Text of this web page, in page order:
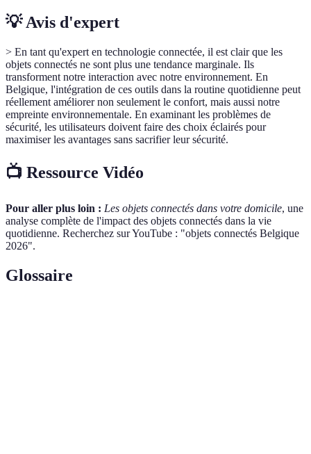
💡 Avis d'expert
> En tant qu'expert en technologie connectée, il est clair que les
objets connectés ne sont plus une tendance marginale. Ils
transforment notre interaction avec notre environnement. En
Belgique, l'intégration de ces outils dans la routine quotidienne peut
réellement améliorer non seulement le confort, mais aussi notre
empreinte environnementale. En examinant les problèmes de
sécurité, les utilisateurs doivent faire des choix éclairés pour
maximiser les avantages sans sacrifier leur sécurité.
📺 Ressource Vidéo
Pour aller plus loin : Les objets connectés dans votre domicile, une
analyse complète de l'impact des objets connectés dans la vie
quotidienne. Recherchez sur YouTube : "objets connectés Belgique
2026".
Glossaire